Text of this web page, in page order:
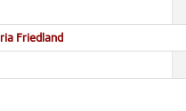
Friedland